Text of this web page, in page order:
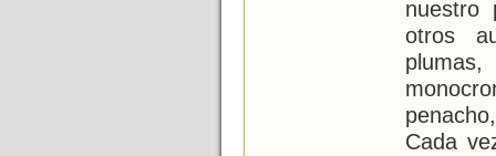
nuestro
otros
Cada